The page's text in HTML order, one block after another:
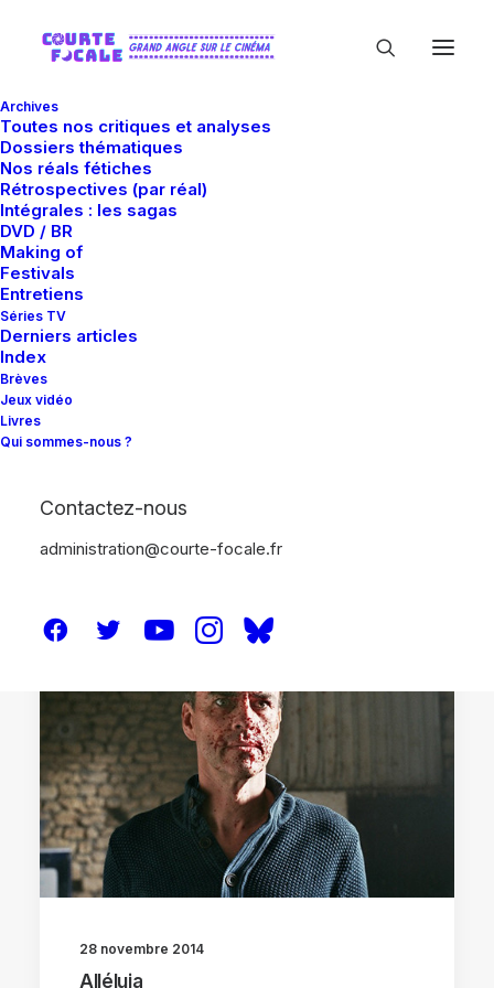
Archives
Toutes nos critiques et analyses
Dossiers thématiques
Nos réals fétiches
Rétrospectives (par réal)
Intégrales : les sagas
DVD / BR
Making of
Festivals
Entretiens
Séries TV
Derniers articles
Index
Brèves
Jeux vidéo
Livres
Qui sommes-nous ?
Contactez-nous
administration@courte-focale.fr
28 novembre 2014
Alléluia